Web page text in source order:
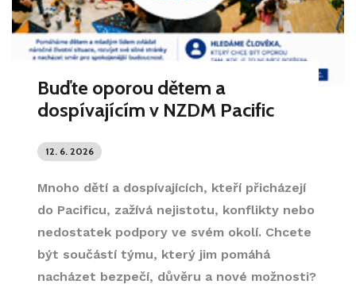
Buďte oporou dětem a
dospívajícím v NZDM Pacific
12. 6. 2026
Mnoho dětí a dospívajících, kteří přicházejí
do Pacificu, zažívá nejistotu, konflikty nebo
nedostatek podpory ve svém okolí. Chcete
být součástí týmu, který jim pomáhá
nacházet bezpečí, důvěru a nové možnosti?